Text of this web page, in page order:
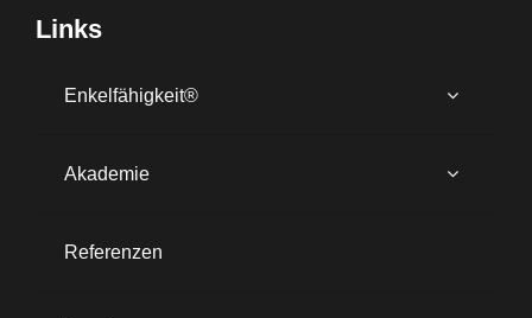
Links
Enkelfähigkeit®
Akademie
Referenzen